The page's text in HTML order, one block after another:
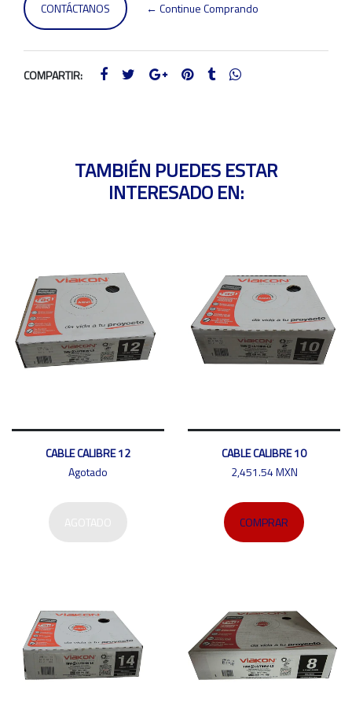
CONTÁCTANOS ← Continue Comprando
COMPARTIR:
TAMBIÉN PUEDES ESTAR
INTERESADO EN:
CABLE CALIBRE 12
Agotado
CABLE CALIBRE 10
2,451.54 MXN
COMPRAR